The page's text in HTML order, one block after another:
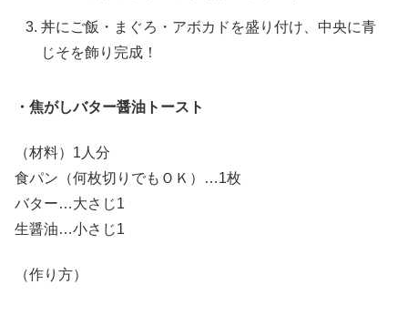
丼にご飯・まぐろ・アボカドを盛り付け、中央に青
じそを飾り完成！
・焦がしバター醤油トースト
（材料）1人分
食パン（何枚切りでもＯＫ）…1枚
バター…大さじ1
生醤油…小さじ1
（作り方）